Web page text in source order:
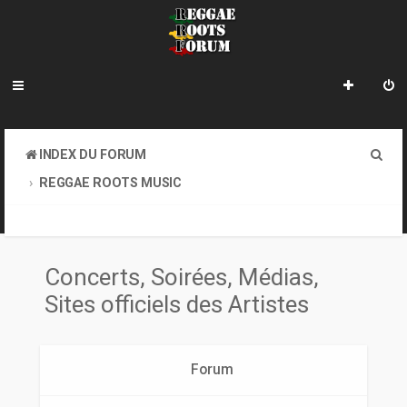
INDEX DU FORUM
REGGAE ROOTS MUSIC
Concerts, Soirées, Médias,
Sites officiels des Artistes
Forum